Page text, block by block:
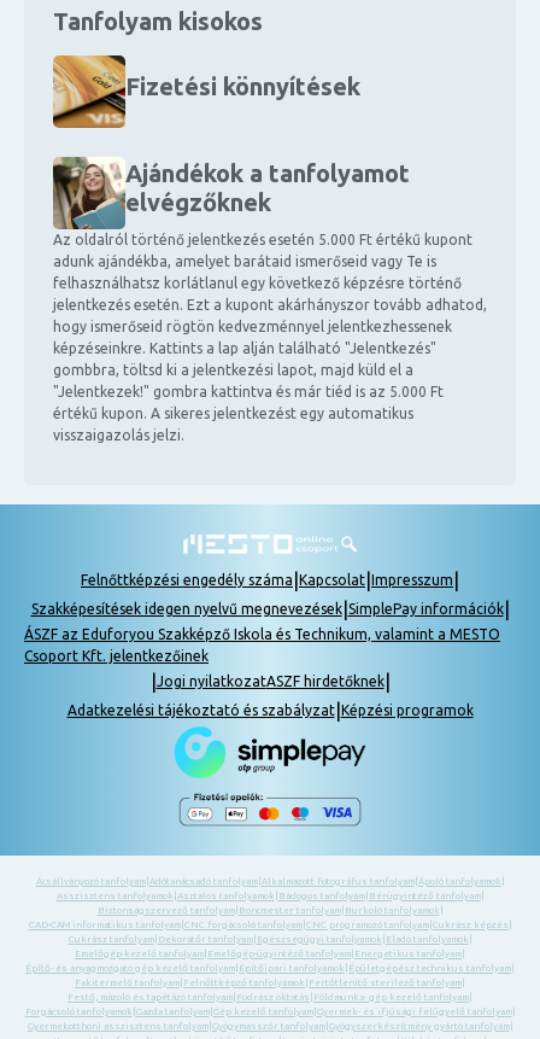
Tanfolyam kisokos
Fizetési könnyítések
Ajándékok a tanfolyamot
elvégzőknek
Az oldalról történő jelentkezés esetén 5.000 Ft értékű kupont
adunk ajándékba, amelyet barátaid ismerőseid vagy Te is
felhasználhatsz korlátlanul egy következő képzésre történő
jelentkezés esetén. Ezt a kupont akárhányszor tovább adhatod,
hogy ismerőseid rögtön kedvezménnyel jelentkezhessenek
képzéseinkre. Kattints a lap alján található "Jelentkezés"
gombbra, töltsd ki a jelentkezési lapot, majd küld el a
"Jelentkezek!" gombra kattintva és már tiéd is az 5.000 Ft
értékű kupon. A sikeres jelentkezést egy automatikus
visszaigazolás jelzi.
Felnőttképzési engedély száma Kapcsolat Impresszum
Szakképesítések idegen nyelvű megnevezések| SimplePay információk|
ÁSZF az Eduforyou Szakképző Iskola és Technikum, valamint a MESTO
Csoport Kft. jelentkezőinek
Jogi nyilatkozatASZF hirdetőknek|
Adatkezelési tájékoztató és szabályzat| Képzési programok
Ácsállványozó tanfolyam| Adótanácsadó tanfolyam| Alkalmazott fotográfus tanfolyam| Ápoló tanfolyamok
Asszisztens tanfolyamok Asztalos tanfolyamok Bádogos tanfolyam| Bérügyintéző tanfolyam|
Biztonságszervező tanfolyam| Boncmester tanfolyam| Burkoló tanfolyamok
CAD-CAM informatikus tanfolyam| CNC forgácsoló tanfolyam| CNC programozó tanfolyam| Cukrász képzés
Cukrász tanfolyam| Dekoratőr tanfolyam| Egészségügyi tanfolyamok Eladó tanfolyamok
Emelőgép-kezelő tanfolyam Emelőgép-ügyintéző tanfolyam Energetikus tanfolyam
Építő- és anyagmozgató gép kezelő tanfolyam Építőipari tanfolyamok Épületgépész technikus tanfolyam
Fakitermelő tanfolyam Felnőttképző tanfolyamok Fertőtlenítő sterilező tanfolyam
Festő, mázoló és tapétázó tanfolyam Fodrász oktatás Földmunka- gép kezelő tanfolyam
Forgácsoló tanfolyamok Gazda tanfolyam| Gép kezelő tanfolyam| Gyermek- és ifjúsági felügyelő tanfolyam|
Gyermekotthoni asszisztens tanfolyam| Gyógymasszőr tanfolyam| Gyógyszerkészítmény gyártó tanfolyam|